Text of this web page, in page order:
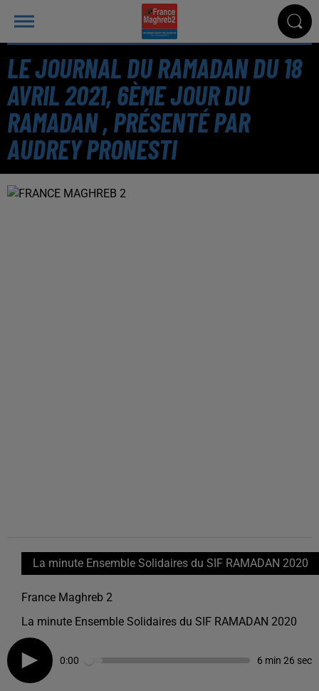
LE JOURNAL DU RAMADAN DU 18
AVRIL 2021, 6ÈME JOUR DU
RAMADAN , PRÉSENTÉ PAR
AUDREY PRONESTI
La minute Ensemble Solidaires du SIF RAMADAN 2020
France Maghreb 2
La minute Ensemble Solidaires du SIF RAMADAN 2020
0:00 6 min 26 sec